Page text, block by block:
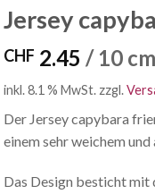
Jersey
CHF 2.45 / 10 cm
inkl. 8.1 % MwSt. zzgl.
Der Jersey capybara
einem sehr weichem
Das Design besticht mit